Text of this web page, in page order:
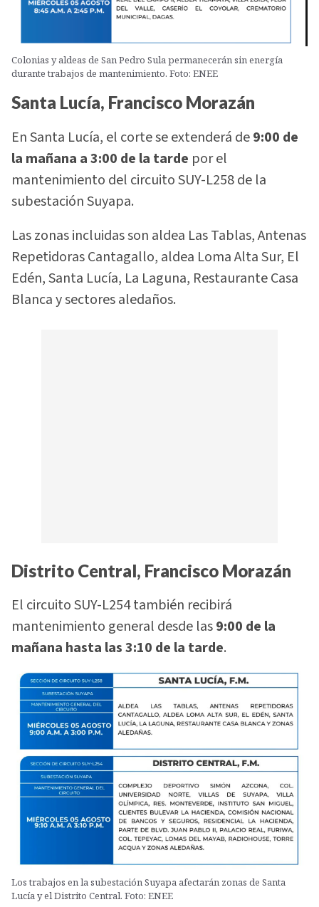
Colonias y aldeas de San Pedro Sula permanecerán sin energía
durante trabajos de mantenimiento. Foto: ENEE
Santa Lucía, Francisco Morazán
En Santa Lucía, el corte se extenderá de9:00 de
la mañana a 3:00 de la tarde por el
mantenimiento del circuito SUY-L258 de la
subestación Suyapa.
Las zonas incluidas son aldea Las Tablas, Antenas
Repetidoras Cantagallo, aldea Loma Alta Sur, El
Edén, Santa Lucía, La Laguna, Restaurante Casa
Blanca y sectores aledaños.
Distrito Central, Francisco Morazán
El circuito SUY-L254 también recibirá
mantenimiento general desde las9:00 de la
mañana hasta las 3:10 de la tarde.
Los trabajos en la subestación Suyapa afectarán zonas de Santa
Lucía y el Distrito Central. Foto: ENEE